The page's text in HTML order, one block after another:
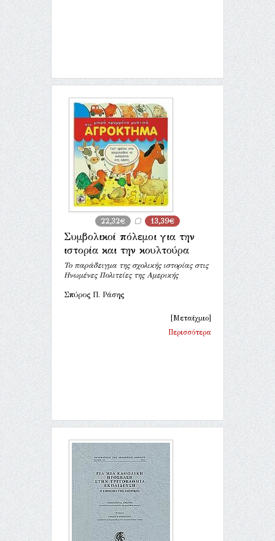
22,32€ 13,39€
Συμβολικοί πόλεμοι για την
ιστορία και την κουλτούρα
Το παράδειγμα της σχολικής ιστορίας στις
Ηνωμένες Πολιτείες της Αμερικής
Σπύρος Π. Ράσης
[Μεταίχμιο]
Περισσότερα